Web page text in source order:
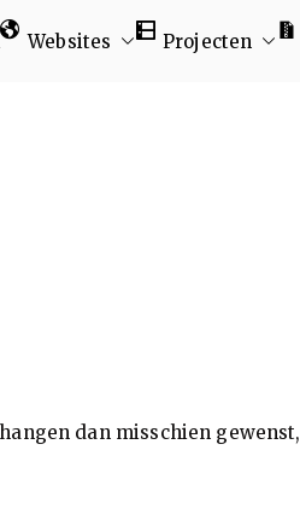
Websites Projecten
dan misschien gewenst,